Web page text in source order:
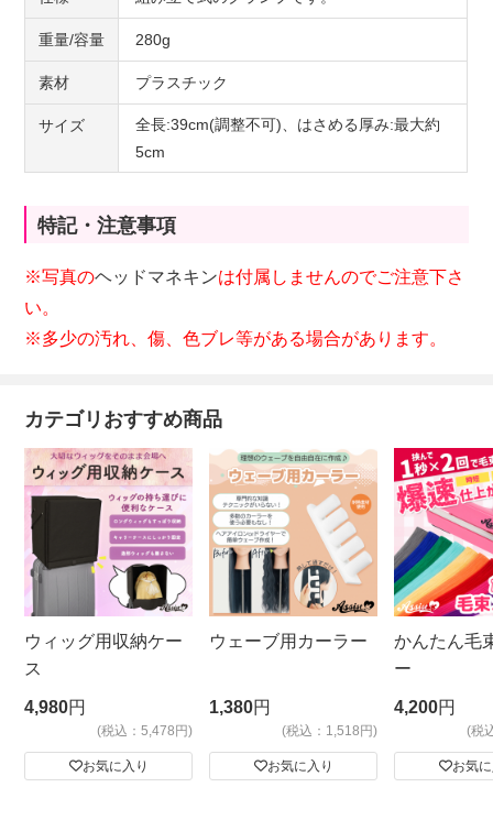
重量/容量 280g
素材 プラスチック
サイズ
全長:39cm(調整不可)、はさめる厚み:最大約
5cm
特記・注意事項
※写真のヘッドマネキンは付属しませんのでご注意下さ
い。
※多少の汚れ、傷、色ブレ等がある場合があります。
カテゴリおすすめ商品
ウィッグ用収納ケー
ス
4,980円
(税込：5,478円)
お気に入り
ウェーブ用カーラー
1,380円
(税込：1,518円)
お気に入り
かんたん毛
ー
4,200円
(税
お気